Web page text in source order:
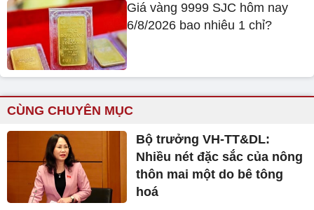
Giá vàng 9999 SJC hôm nay
6/8/2026 bao nhiêu 1 chỉ?
CÙNG CHUYÊN MỤC
Bộ trưởng VH-TT&DL:
Nhiều nét đặc sắc của nông
thôn mai một do bê tông
hoá